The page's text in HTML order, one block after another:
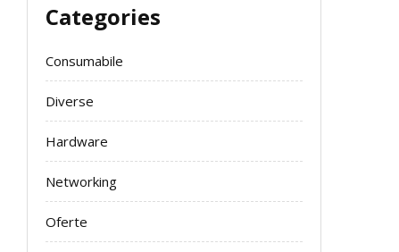
Categories
Consumabile
Diverse
Hardware
Networking
Oferte